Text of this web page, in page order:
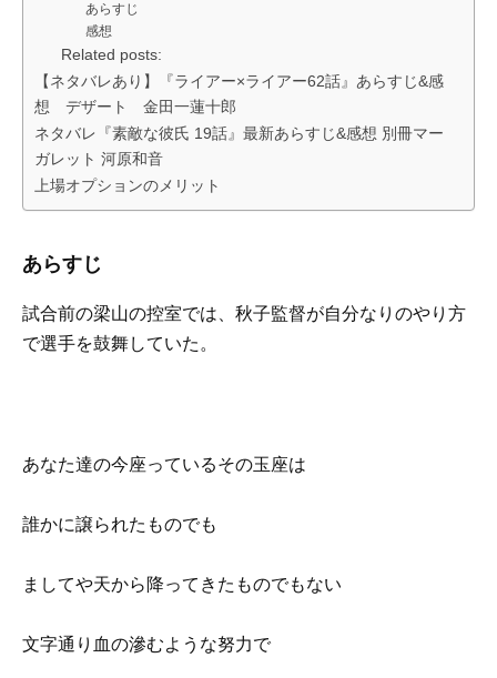
あらすじ
感想
Related posts:
【ネタバレあり】『ライアー×ライアー62話』あらすじ&感
想 デザート 金田一蓮十郎
ネタバレ『素敵な彼氏 19話』最新あらすじ&感想 別冊マー
ガレット 河原和音
上場オプションのメリット
あらすじ
試合前の梁山の控室では、秋子監督が自分なりのやり方
で選手を鼓舞していた。
あなた達の今座っているその玉座は
誰かに譲られたものでも
ましてや天から降ってきたものでもない
文字通り血の滲むような努力で